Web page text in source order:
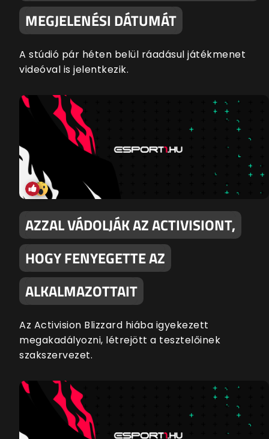
MEGJELENÉSI DÁTUMÁT
A stúdió pár héten belül ráadásul játékmenet
videóval is jelentkezik.
AZZAL VÁDOLJÁK AZ ACTIVISIONT,
HOGY FENYEGETTE AZ
ALKALMAZOTTAIT
Az Activision Blizzard hiába igyekezett
megakadályozni, létrejött a tesztelőinek
szakszervezet.